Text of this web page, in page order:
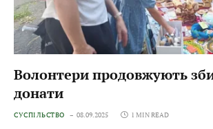
Волонтери продовжують
донати
СУСПІЛЬСТВО 08.09.2025 1 MIN READ